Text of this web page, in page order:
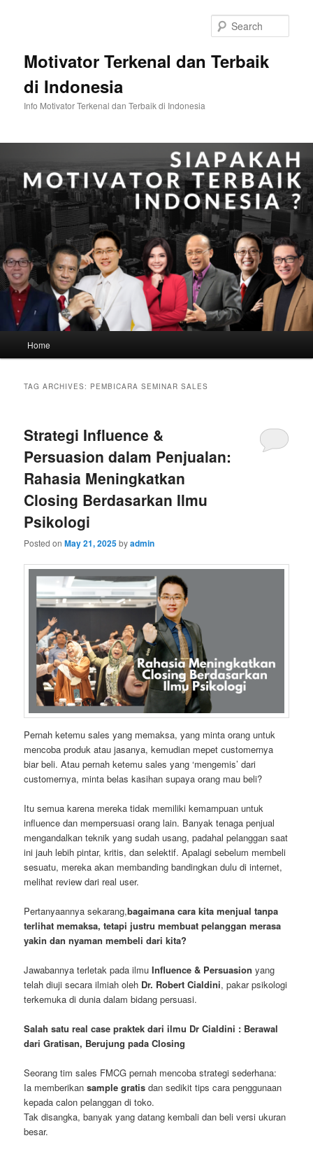
Motivator Terkenal dan Terbaik
di Indonesia
Info Motivator Terkenal dan Terbaik di Indonesia
Home
TAG ARCHIVES: PEMBICARA SEMINAR SALES
Strategi Influence &
Persuasion dalam Penjualan:
Rahasia Meningkatkan
Closing Berdasarkan Ilmu
Psikologi
Posted onMay 21, 2025byadmin
Pernah ketemu sales yang memaksa, yang minta orang untuk
mencoba produk atau jasanya, kemudian mepet customernya
biar beli. Atau pernah ketemu sales yang ‘mengemis’ dari
customernya, minta belas kasihan supaya orang mau beli?
Itu semua karena mereka tidak memiliki kemampuan untuk
influence dan mempersuasi orang lain. Banyak tenaga penjual
mengandalkan teknik yang sudah usang, padahal pelanggan saat
ini jauh lebih pintar, kritis, dan selektif. Apalagi sebelum membeli
sesuatu, mereka akan membanding bandingkan dulu di internet,
melihat review dari real user.
Pertanyaannya sekarang,bagaimana cara kita menjual tanpa
terlihat memaksa, tetapi justru membuat pelanggan merasa
yakin dan nyaman membeli dari kita?
Jawabannya terletak pada ilmuInfluence & Persuasion yang
telah diuji secara ilmiah oleh Dr. Robert Cialdini, pakar psikologi
terkemuka di dunia dalam bidang persuasi.
Salah satu real case praktek dari ilmu Dr Cialdini : Berawal
dari Gratisan, Berujung pada Closing
Seorang tim sales FMCG pernah mencoba strategi sederhana:
Ia memberikansample gratis dan sedikit tips cara penggunaan
kepada calon pelanggan di toko.
Tak disangka, banyak yang datang kembali dan beli versi ukuran
besar.